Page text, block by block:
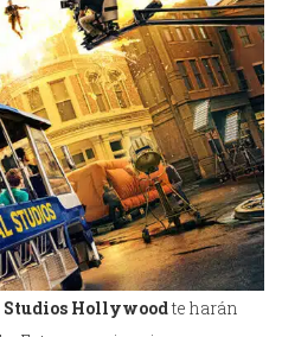
Studios Hollywoodte harán